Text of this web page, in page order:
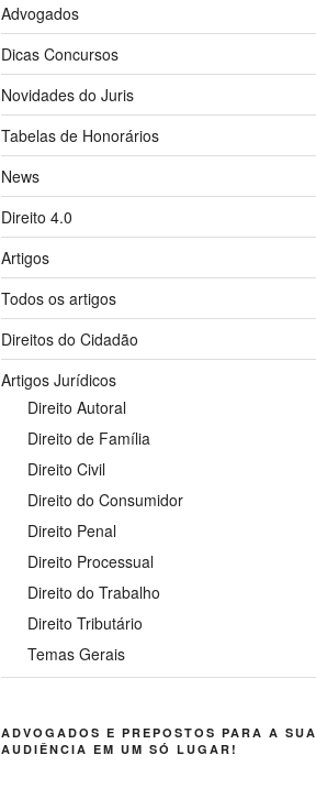
Advogados
Dicas Concursos
Novidades do Juris
Tabelas de Honorários
News
Direito 4.0
Artigos
Todos os artigos
Direitos do Cidadão
Artigos Jurídicos
Direito Autoral
Direito de Família
Direito Civil
Direito do Consumidor
Direito Penal
Direito Processual
Direito do Trabalho
Direito Tributário
Temas Gerais
ADVOGADOS E PREPOSTOS PARA A SUA
AUDIÊNCIA EM UM SÓ LUGAR!